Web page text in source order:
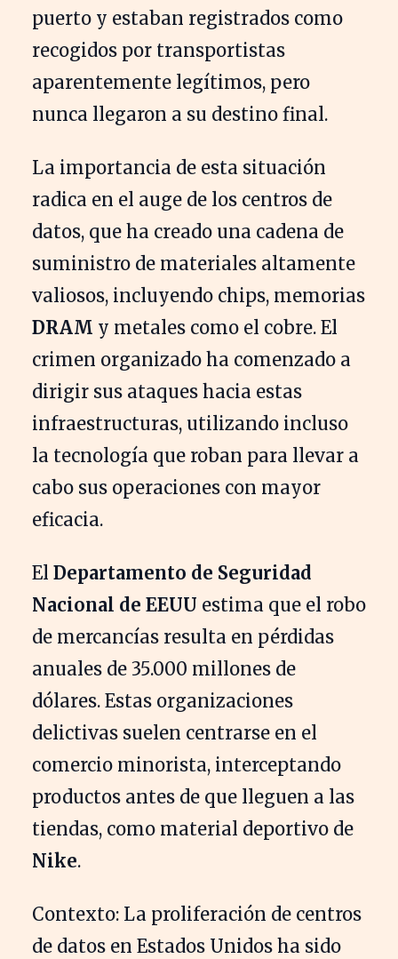
puerto y estaban registrados como
recogidos por transportistas
aparentemente legítimos, pero
nunca llegaron a su destino final.
La importancia de esta situación
radica en el auge de los centros de
datos, que ha creado una cadena de
suministro de materiales altamente
valiosos, incluyendo chips, memorias
DRAM y metales como el cobre. El
crimen organizado ha comenzado a
dirigir sus ataques hacia estas
infraestructuras, utilizando incluso
la tecnología que roban para llevar a
cabo sus operaciones con mayor
eficacia.
El Departamento de Seguridad
Nacional de EEUU estima que el robo
de mercancías resulta en pérdidas
anuales de 35.000 millones de
dólares. Estas organizaciones
delictivas suelen centrarse en el
comercio minorista, interceptando
productos antes de que lleguen a las
tiendas, como material deportivo de
Nike.
Contexto: La proliferación de centros
de datos en Estados Unidos ha sido